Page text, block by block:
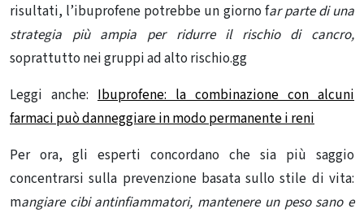
risultati, l’ibuprofene potrebbe un giorno far parte di una
strategia più ampia per ridurre il rischio di cancro,
soprattutto nei gruppi ad alto rischio.gg
Leggi anche: Ibuprofene: la combinazione con alcuni
farmaci può danneggiare in modo permanente i reni
Per ora, gli esperti concordano che sia più saggio
concentrarsi sulla prevenzione basata sullo stile di vita:
mangiare cibi antinfiammatori, mantenere un peso sano e